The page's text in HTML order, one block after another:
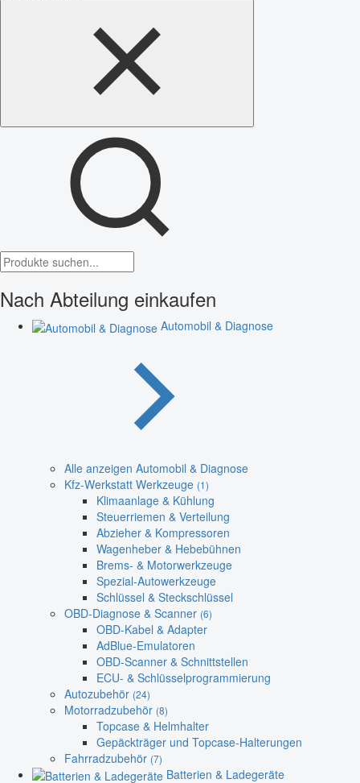
Nach Abteilung einkaufen
Automobil & Diagnose
Alle anzeigen Automobil & Diagnose
Kfz-Werkstatt Werkzeuge (1)
Klimaanlage & Kühlung
Steuerriemen & Verteilung
Abzieher & Kompressoren
Wagenheber & Hebebühnen
Brems- & Motorwerkzeuge
Spezial-Autowerkzeuge
Schlüssel & Steckschlüssel
OBD-Diagnose & Scanner (6)
OBD-Kabel & Adapter
AdBlue-Emulatoren
OBD-Scanner & Schnittstellen
ECU- & Schlüsselprogrammierung
Autozubehör (24)
Motorradzubehör (8)
Topcase & Helmhalter
Gepäckträger und Topcase-Halterungen
Fahrradzubehör (7)
Batterien & Ladegeräte